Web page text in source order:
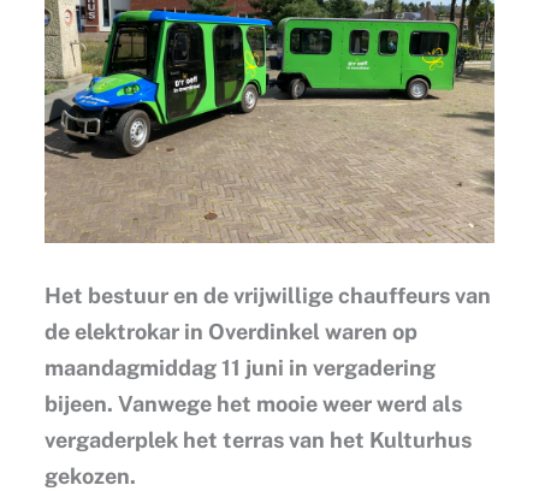
Het bestuur en de vrijwillige chauffeurs van
de elektrokar in Overdinkel waren op
maandagmiddag 11 juni in vergadering
bijeen. Vanwege het mooie weer werd als
vergaderplek het terras van het Kulturhus
gekozen.